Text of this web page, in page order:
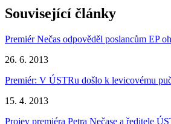
Související články
Premiér Nečas odpověděl poslancům EP
26. 6. 2013
Premiér: V ÚSTRu došlo k levicovému
15. 4. 2013
Projev premiéra Petra Nečase a ředitele